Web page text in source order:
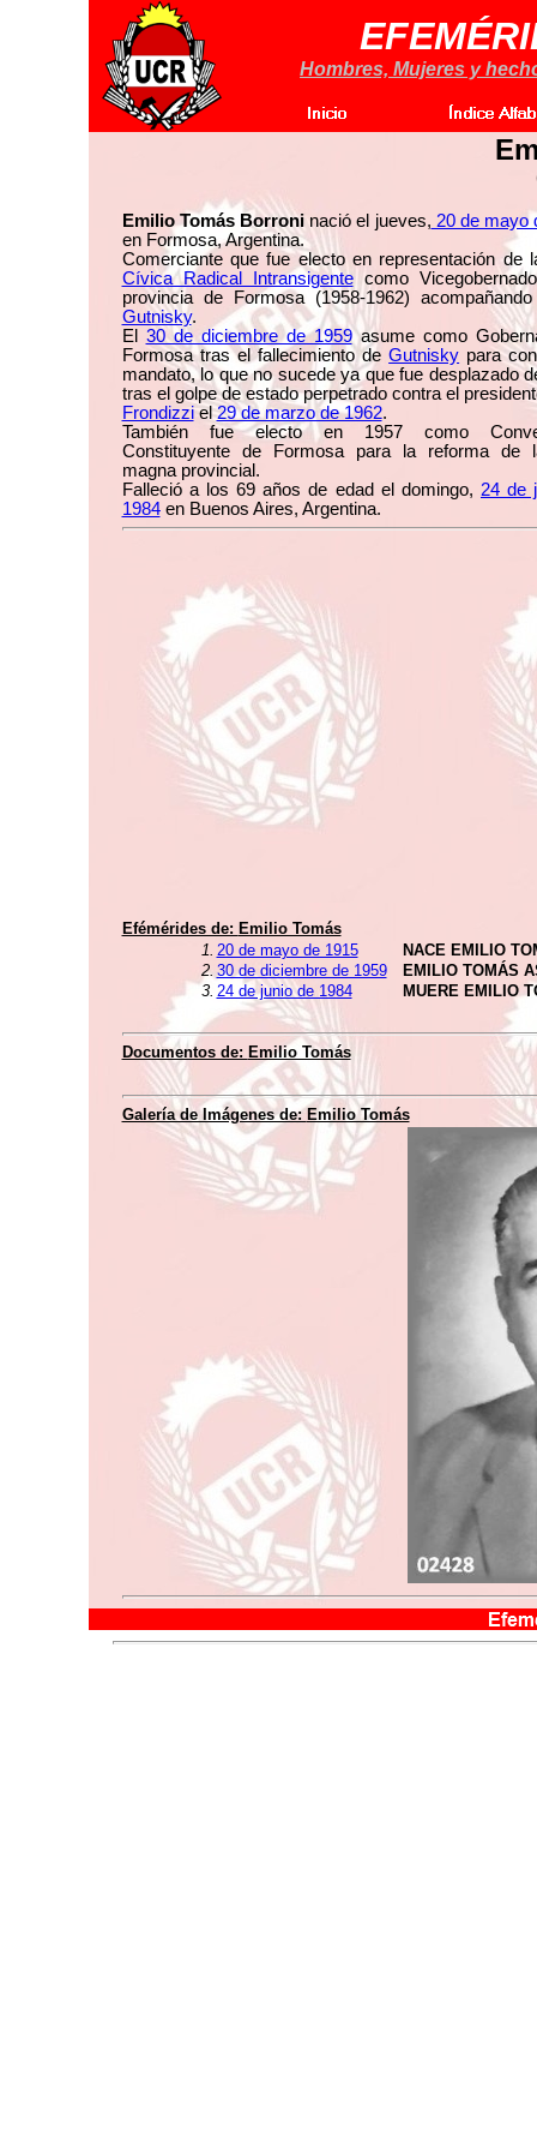
Hombres, Mujeres y
Emilio Tomás Borroninació el jueves, 20 de mayo
en Formosa, Argentina.
Comerciante que fue electo en representación de
Cívica Radical Intransigentecomo
provincia de Formosa (1958-1962)
Gutnisky.
El 30 de diciembre de 1959asume como
Formosa tras el fallecimiento deGutnisky para
mandato, lo que no sucede ya que fue desplazado
tras el golpe de estado perpetrado contra el
Frondizziel29 de marzo de 1962.
También fue electo en 1957 como
Constituyente de Formosa para la reforma de
magna provincial.
Falleció a los 69 años de edad el domingo, 24 de
1984en Buenos Aires, Argentina.
Efémérides de: Emilio Tomás
1. 20 de mayo de 1915
NACE EMILIO
2. 30 de diciembre de 1959
EMILIO TOMÁS
3. 24 de junio de 1984 MUERE EMILIO
Documentos de: Emilio Tomás
Galería de Imágenes de: Emilio Tomás